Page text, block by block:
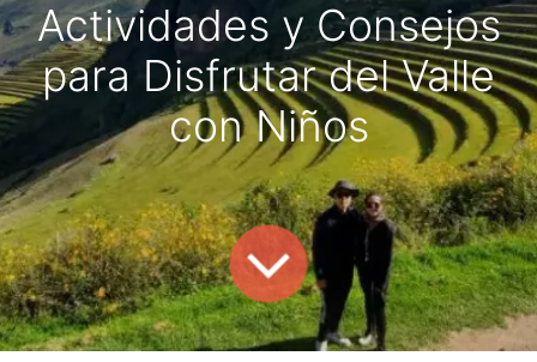
Actividades y Consejos
para Disfrutar del Valle
con Niños